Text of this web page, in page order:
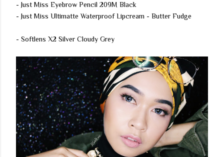
- Just Miss Eyebrow Pencil 209M Black
- Just Miss Ultimatte Waterproof Lipcream - Butter Fudge
- Softlens X2 Silver Cloudy Grey